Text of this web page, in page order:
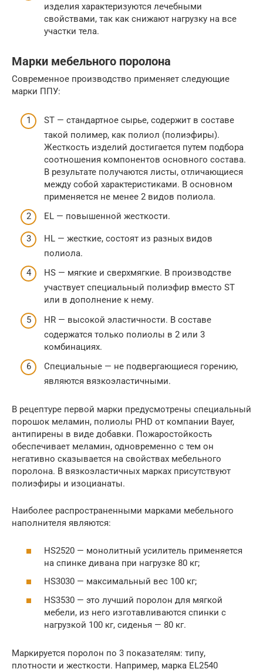
изделия характеризуются лечебными
свойствами, так как снижают нагрузку на все
участки тела.
Марки мебельного поролона
Современное производство применяет следующие
марки ППУ:
ST — стандартное сырье, содержит в составе
такой полимер, как полиол (полиэфиры).
Жесткость изделий достигается путем подбора
соотношения компонентов основного состава.
В результате получаются листы, отличающиеся
между собой характеристиками. В основном
применяется не менее 2 видов полиола.
EL — повышенной жесткости.
HL — жесткие, состоят из разных видов
полиола.
HS — мягкие и сверхмягкие. В производстве
участвует специальный полиэфир вместо ST
или в дополнение к нему.
HR — высокой эластичности. В составе
содержатся только полиолы в 2 или 3
комбинациях.
Специальные — не подвергающиеся горению,
являются вязкоэластичными.
В рецептуре первой марки предусмотрены специальный
порошок меламин, полиолы PHD от компании Bayer,
антипирены в виде добавки. Пожаростойкость
обеспечивает меламин, одновременно с тем он
негативно сказывается на свойствах мебельного
поролона. В вязкоэластичных марках присутствуют
полиэфиры и изоцианаты.
Наиболее распространенными марками мебельного
наполнителя являются:
HS2520 — монолитный усилитель применяется
на спинке дивана при нагрузке 80 кг;
HS3030 — максимальный вес 100 кг;
HS3530 — это лучший поролон для мягкой
мебели, из него изготавливаются спинки с
нагрузкой 100 кг, сиденья — 80 кг.
Маркируется поролон по 3 показателям: типу,
плотности и жесткости. Например, марка EL2540